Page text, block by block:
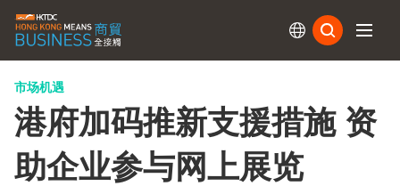
市场机遇
港府加码推新支援措施 资
助企业参与网上展览